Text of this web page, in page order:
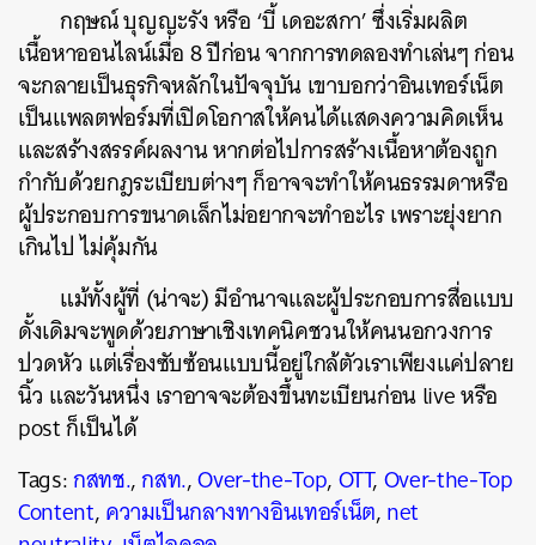
กฤษณ์ บุญญะรัง หรือ ‘บี้ เดอะสกา’ ซึ่งเริ่มผลิต
เนื้อหาออนไลน์เมื่อ 8 ปีก่อน จากการทดลองทำเล่นๆ ก่อน
จะกลายเป็นธุรกิจหลักในปัจจุบัน เขาบอกว่าอินเทอร์เน็ต
เป็นแพลตฟอร์มที่เปิดโอกาสให้คนได้แสดงความคิดเห็น
และสร้างสรรค์ผลงาน หากต่อไปการสร้างเนื้อหาต้องถูก
กำกับด้วยกฎระเบียบต่างๆ ก็อาจจะทำให้คนธรรมดาหรือ
ผู้ประกอบการขนาดเล็กไม่อยากจะทำอะไร เพราะยุ่งยาก
เกินไป ไม่คุ้มกัน
แม้ทั้งผู้ที่ (น่าจะ) มีอำนาจและผู้ประกอบการสื่อแบบ
ดั้งเดิมจะพูดด้วยภาษาเชิงเทคนิคชวนให้คนนอกวงการ
ปวดหัว แต่เรื่องซับซ้อนแบบนี้อยู่ใกล้ตัวเราเพียงแค่ปลาย
นิ้ว และวันหนึ่ง เราอาจจะต้องขึ้นทะเบียนก่อน live หรือ
post ก็เป็นได้
Tags:กสทช.,กสท.,Over-the-Top,OTT,Over-the-Top
Content,ความเป็นกลางทางอินเทอร์เน็ต,net